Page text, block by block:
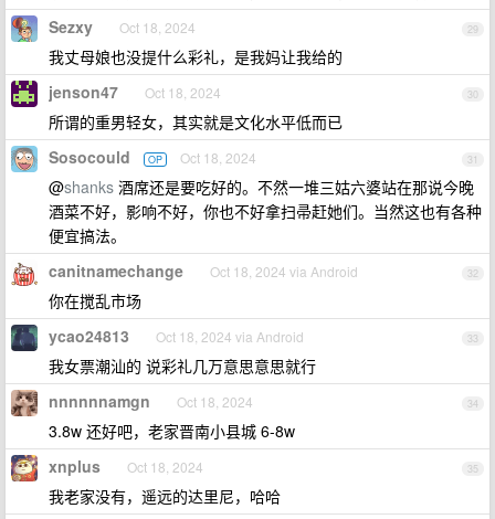
29
Sezxy Oct 18, 2024
我丈母娘也没提什么彩礼，是我妈让我给的
30
jenson47 Oct 18, 2024
所谓的重男轻女，其实就是文化水平低而已
31
Sosocould OP Oct 18, 2024
@shanks 酒席还是要吃好的。不然一堆三姑六婆站在那说今晚
酒菜不好，影响不好，你也不好拿扫帚赶她们。当然这也有各种
便宜搞法。
32
canitnamechange Oct 18, 2024 via Android
你在搅乱市场
33
ycao24813 Oct 18, 2024 via Android
我女票潮汕的 说彩礼几万意思意思就行
34
nnnnnnamgn Oct 18, 2024
3.8w 还好吧，老家晋南小县城 6-8w
35
xnplus Oct 18, 2024
我老家没有，遥远的达里尼，哈哈